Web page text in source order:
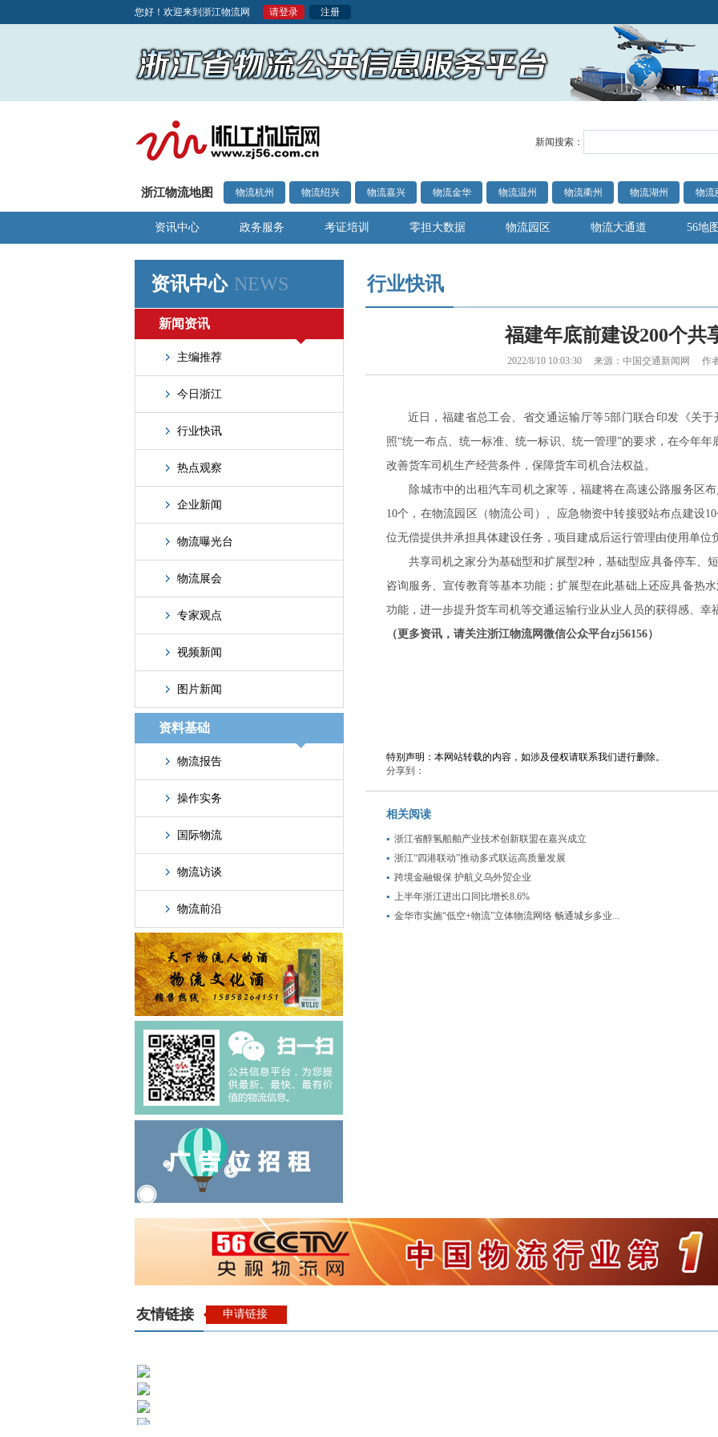
您好！欢迎来到浙江物流网 请登录 注册
新闻搜索：
浙江物流地图 物流杭州 物流绍兴 物流嘉兴 物流金华 物流温州 物流衢州 物流湖州 物流
资讯中心 政务服务 考证培训 零担大数据 物流园区 物流大通道 56地
资讯中心 NEWS
新闻资讯
主编推荐
今日浙江
行业快讯
热点观察
企业新闻
物流曝光台
物流展会
专家观点
视频新闻
图片新闻
资料基础
物流报告
操作实务
国际物流
物流访谈
物流前沿
行业快讯
福建年底前建设200个共
2022/8/10 10:03:30 来源：中国交通新闻网 作
近日，福建省总工会、省交通运输厅等5部门联合印发《关于
照“统一布点、统一标准、统一标识、统一管理”的要求，在今年
改善货车司机生产经营条件，保障货车司机合法权益。
除城市中的出租汽车司机之家等，福建将在高速公路服务区布
10个，在物流园区（物流公司）、应急物资中转接驳站布点建设
位无偿提供并承担具体建设任务，项目建成后运行管理由使用单位
共享司机之家分为基础型和扩展型2种，基础型应具备停车、
咨询服务、宣传教育等基本功能；扩展型在此基础上还应具备热
功能，进一步提升货车司机等交通运输行业从业人员的获得感、幸
（更多资讯，请关注浙江物流网微信公众平台zj56156）
特别声明：本网站转载的内容，如涉及侵权请联系我们进行删除。
分享到：
相关阅读
浙江省醇氢船舶产业技术创新联盟在嘉兴成立
浙江“四港联动”推动多式联运高质量发展
跨境金融银保 护航义乌外贸企业
上半年浙江进出口同比增长8.6%
金华市实施“低空+物流”立体物流网络 畅通城乡多业...
友情链接 申请链接